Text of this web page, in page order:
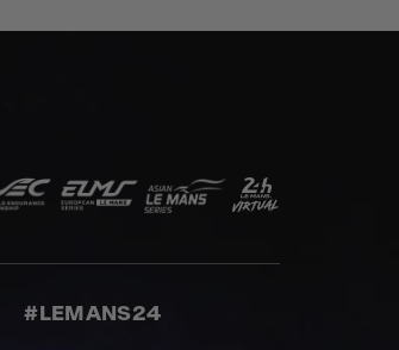
#LEMANS24